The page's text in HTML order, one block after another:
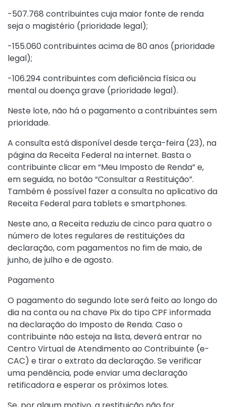
-507.768 contribuintes cuja maior fonte de renda
seja o magistério (prioridade legal);
-155.060 contribuintes acima de 80 anos (prioridade
legal);
-106.294 contribuintes com deficiência física ou
mental ou doença grave (prioridade legal).
Neste lote, não há o pagamento a contribuintes sem
prioridade.
A consulta está disponível desde terça-feira (23), na
página da Receita Federal na internet. Basta o
contribuinte clicar em “Meu Imposto de Renda” e,
em seguida, no botão “Consultar a Restituição”.
Também é possível fazer a consulta no aplicativo da
Receita Federal para tablets e smartphones.
Neste ano, a Receita reduziu de cinco para quatro o
número de lotes regulares de restituições da
declaração, com pagamentos no fim de maio, de
junho, de julho e de agosto.
Pagamento
O pagamento do segundo lote será feito ao longo do
dia na conta ou na chave Pix do tipo CPF informada
na declaração do Imposto de Renda. Caso o
contribuinte não esteja na lista, deverá entrar no
Centro Virtual de Atendimento ao Contribuinte (e-
CAC) e tirar o extrato da declaração. Se verificar
uma pendência, pode enviar uma declaração
retificadora e esperar os próximos lotes.